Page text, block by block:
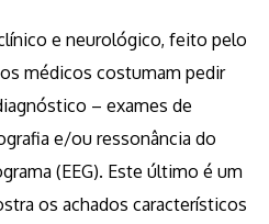
e neurológico, feito pelo
médicos costumam pedir
– exames de
e/ou ressonância do
(EEG). Este último é um
os achados característicos